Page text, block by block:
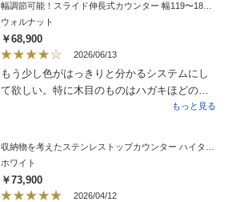
サービスがあるとどなたでも安心だと思いま
す。
幅調節可能！スライド伸長式カウンター 幅119〜182cm 引き出しタイプ
ウォルナット
￥68,900
2026/06/13
もう少し色がはっきりと分かるシステムにし
て欲しい。特に木目のものはハガキほどのサ
もっと見る
ホワイト
￥73,900
2026/04/12